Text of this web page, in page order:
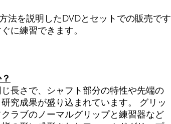
法を説明したDVDとセットでの販売です
に練習できます。
長さで、シャフト部分の特性や先端の
究成果が盛り込まれています。 グリッ
ラブのノーマルグリップと練習器など